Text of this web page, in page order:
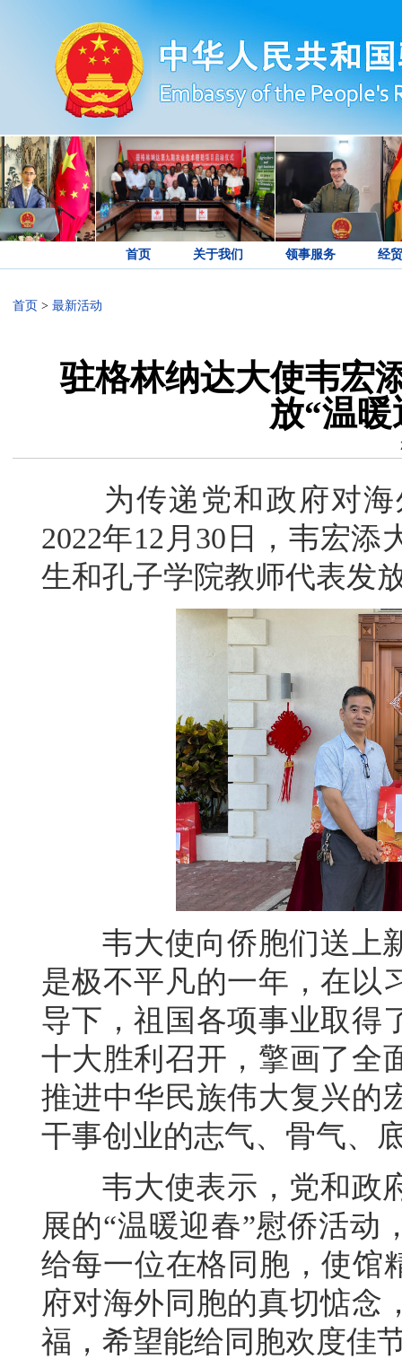
首页 关于我们 领事服务 经
首页 > 最新活动
驻格林纳达大使韦宏
放“温
为传递党和政府对海
2022年12月30日，韦宏
生和孔子学院教师代表发
韦大使向侨胞们送上新
是极不平凡的一年，在以
导下，祖国各项事业取得
十大胜利召开，擎画了全
推进中华民族伟大复兴的
干事创业的志气、骨气、
韦大使表示，党和政府
展的“温暖迎春”慰侨活动
给每一位在格同胞，使馆
府对海外同胞的真切惦念
福，希望能给同胞欢度佳